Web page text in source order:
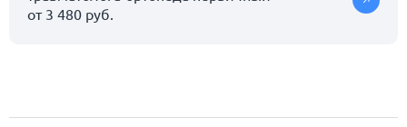
от 3 480 руб.